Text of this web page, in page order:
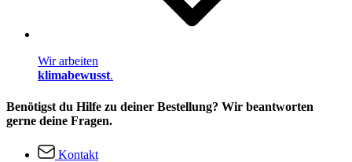
Wir arbeiten
klimabewusst.
Benötigst du Hilfe zu deiner Bestellung? Wir beantworten
gerne deine Fragen.
Kontakt